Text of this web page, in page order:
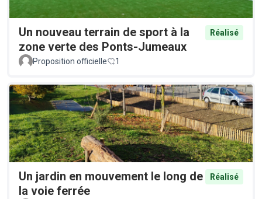
Un nouveau terrain de sport à la
zone verte des Ponts-Jumeaux
Réalisé
Proposition officielle 1
Un jardin en mouvement le long de
la voie ferrée
Réalisé